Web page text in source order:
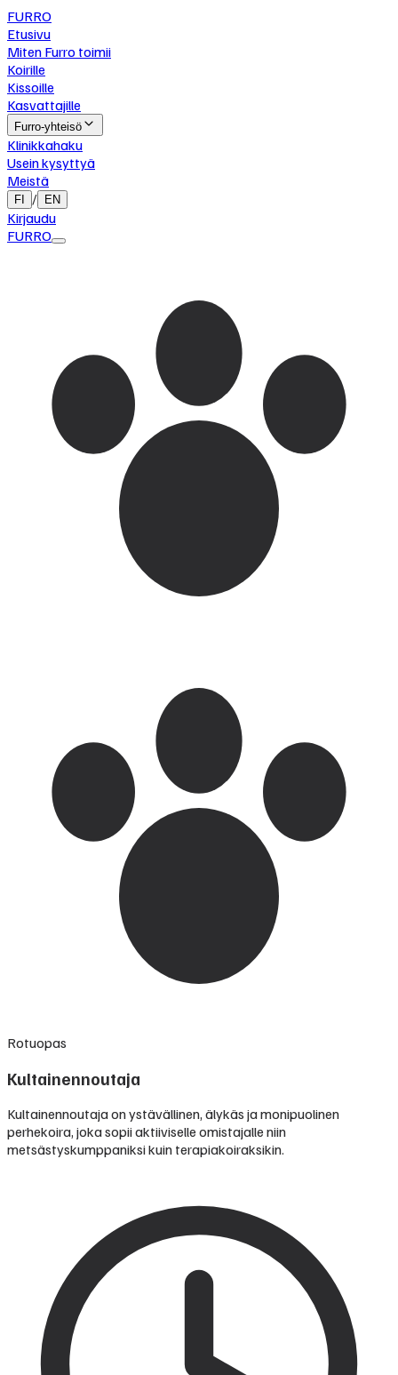
FURRO
Etusivu
Miten Furro toimii
Koirille
Kissoille
Kasvattajille
Furro-yhteisö
Klinikkahaku
Usein kysyttyä
Meistä
FI / EN
Kirjaudu
FURRO
Rotuopas
Kultainennoutaja
Kultainennoutaja on ystävällinen, älykäs ja monipuolinen
perhekoira, joka sopii aktiiviselle omistajalle niin
metsästyskumppaniksi kuin terapiakoiraksikin.